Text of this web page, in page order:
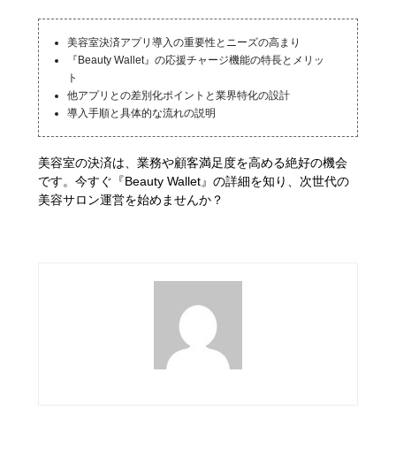
美容室決済アプリ導入の重要性とニーズの高まり
『Beauty Wallet』の応援チャージ機能の特長とメリッ
ト
他アプリとの差別化ポイントと業界特化の設計
導入手順と具体的な流れの説明
美容室の決済は、業務や顧客満足度を高める絶好の機会
です。今すぐ『Beauty Wallet』の詳細を知り、次世代の
美容サロン運営を始めませんか？